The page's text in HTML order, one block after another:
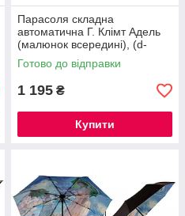
Парасоля складна
автоматична Г. Клімт Адель
(малюнок всередині), (d-
100см, L-24см)
Готово до відправки
1 195 ₴
Купити